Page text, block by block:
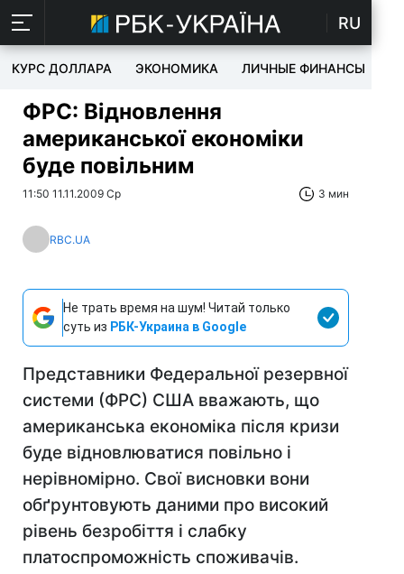
RU
КУРС ДОЛЛАРА ЭКОНОМИКА ЛИЧНЫЕ ФИНАНСЫ
ФРС: Відновлення
американської економіки
буде повільним
11:50 11.11.2009 Ср 3 мин
RBC.UA
Не трать время на шум! Читай только
суть из РБК-Украина в Google
Представники Федеральної резервної
системи (ФРС) США вважають, що
американська економіка після кризи
буде відновлюватися повільно і
нерівномірно. Свої висновки вони
обґрунтовують даними про високий
рівень безробіття і слабку
платоспроможність споживачів.